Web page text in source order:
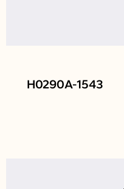
H0290A-1543